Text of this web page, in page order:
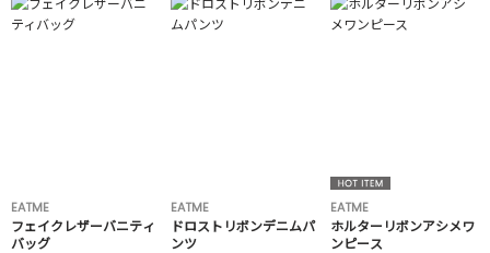
EATME
フェイクレザーバニティ
バッグ
EATME
ドロストリボンデニムパ
ンツ
EATME
ホルターリボンアシメワ
ンピース